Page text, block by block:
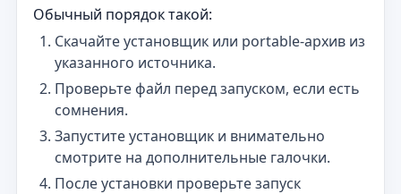
Обычный порядок такой:
Скачайте установщик или portable-архив из
указанного источника.
Проверьте файл перед запуском, если есть
сомнения.
Запустите установщик и внимательно
смотрите на дополнительные галочки.
После установки проверьте запуск